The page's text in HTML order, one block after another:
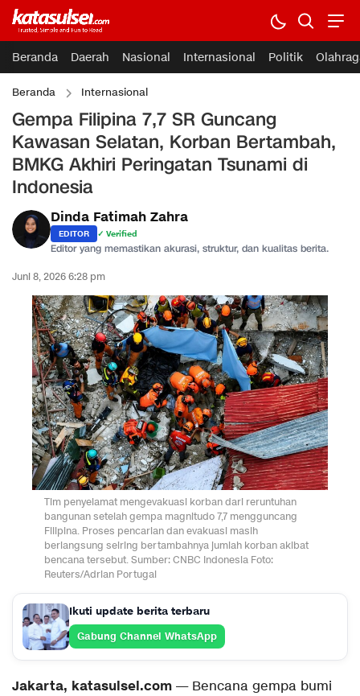
Beranda Daerah Nasional Internasional Politik
Beranda Internasional
Gempa Filipina 7,7 SR Guncang
Kawasan Selatan, Korban Bertambah,
BMKG Akhiri Peringatan Tsunami di
Indonesia
Dinda Fatimah Zahra
EDITOR ✓ Verified
Editor yang memastikan akurasi, struktur, dan kualitas berita.
Juni 8, 2026 6:28 pm
Tim penyelamat mengevakuasi korban dari reruntuhan
bangunan setelah gempa magnitudo 7,7 mengguncang
Filipina. Proses pencarian dan evakuasi masih
berlangsung seiring bertambahnya jumlah korban akibat
bencana tersebut. Sumber: CNBC Indonesia Foto:
Reuters/Adrian Portugal
Ikuti update berita terbaru
Gabung Channel WhatsApp
Jakarta, katasulsel.com — Bencana gempa bumi